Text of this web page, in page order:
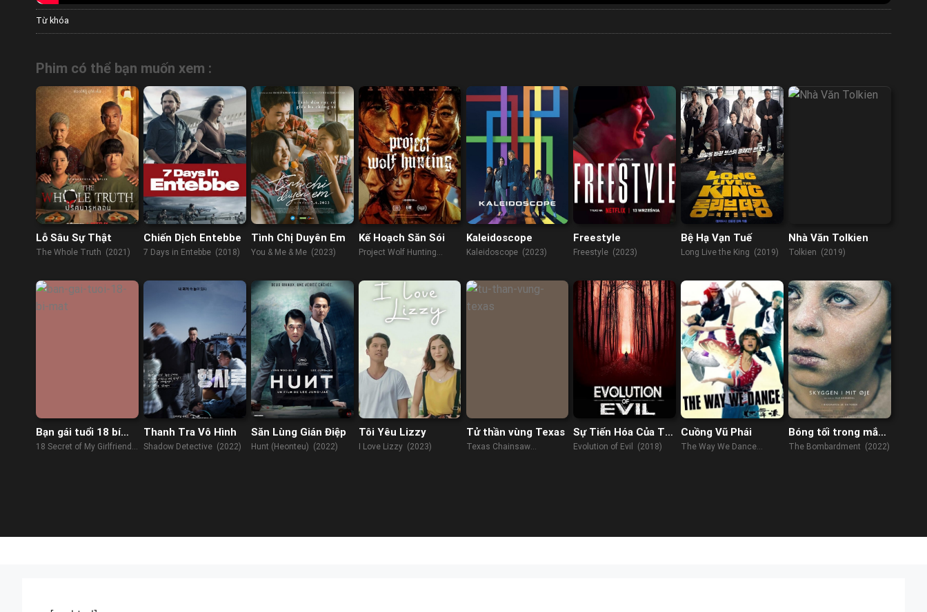
Từ khóa
Phim có thể bạn muốn xem :
Lỗ Sâu Sự Thật
The Whole Truth (2021)
Chiến Dịch Entebbe
7 Days in Entebbe (2018)
Tình Chị Duyên Em
You & Me & Me (2023)
Kế Hoạch Săn Sói
Project Wolf Hunting
Kaleidoscope
Kaleidoscope (2023)
Freestyle
Freestyle (2023)
Bệ Hạ Vạn Tuế
Long Live the King (2019)
Nhà Văn Tolkien
Tolkien (2019)
Bạn gái tuổi 18 bí
mật
18 Secret of My Girlfriend
Thanh Tra Vô Hình
Shadow Detective (2022)
Săn Lùng Gián Điệp
Hunt (Heonteu) (2022)
Tôi Yêu Lizzy
I Love Lizzy (2023)
Tử thần vùng Texas
Texas Chainsaw
Sự Tiến Hóa Của Tội
Ác
Evolution of Evil (2018)
Cuồng Vũ Phái
The Way We Dance
Bóng tối trong mắt
tôi
The Bombardment (2022)